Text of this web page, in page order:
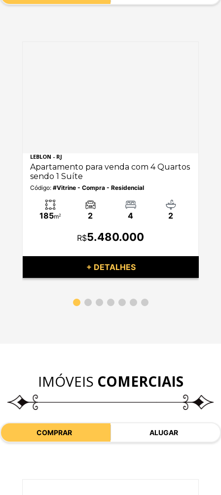
LEBLON - RJ
Apartamento para venda com 4 Quartos
sendo 1 Suíte
Código: #Vitrine - Compra - Residencial
185m2 2 4 2
R$5.480.000
+ DETALHES
IMÓVEIS COMERCIAIS
COMPRAR ALUGAR